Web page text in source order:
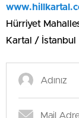
Hürriyet
Kartal / İstanbul